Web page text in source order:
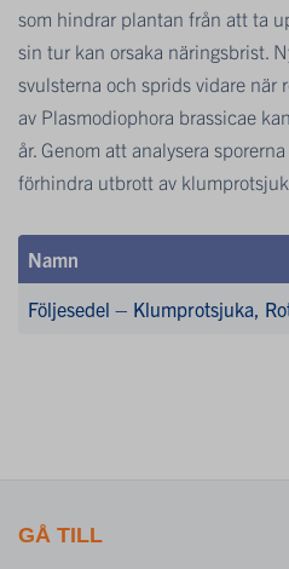
som hindrar plantan från att ta
sin tur kan orsaka näringsbrist.
svulsterna och sprids vidare när
av Plasmodiophora brassicae
år. Genom att analysera
förhindra utbrott av
Namn
Följesedel – Klumprotsjuka,
GÅ TILL